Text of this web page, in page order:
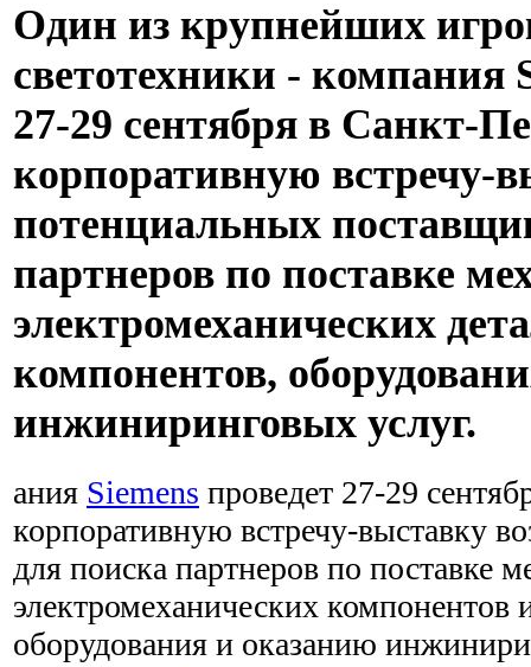
Один из крупнейших
светотехники - компания
27-29 сентября в Санкт-
корпоративную встречу-
потенциальных
партнеров по поставке
электромеханических
компонентов,
инжиниринговых услуг.
ания Siemens проведет 27-29
корпоративную встречу-выставку
для поиска партнеров по поставке
электромеханических компонентов
оборудования и оказанию